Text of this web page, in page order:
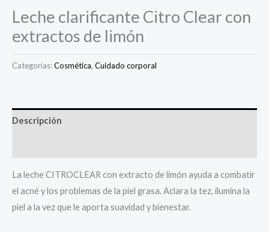
Leche clarificante Citro Clear con
extractos de limón
Categorías:Cosmética, Cuidado corporal
Descripción
La leche CITROCLEAR con extracto de limón ayuda a combatir
el acné y los problemas de la piel grasa. Aclara la tez, ilumina la
piel a la vez que le aporta suavidad y bienestar.